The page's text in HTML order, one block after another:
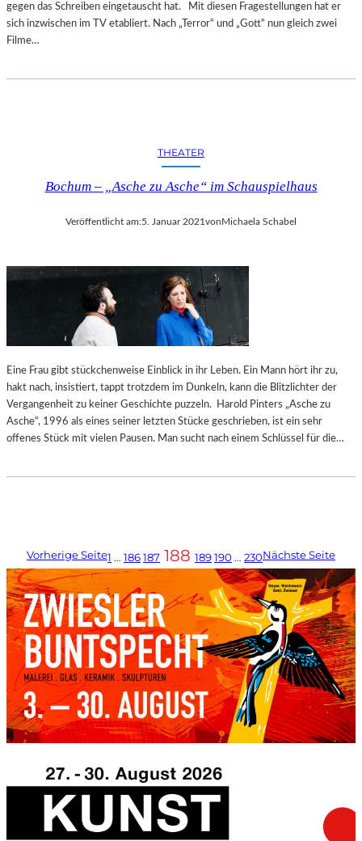
gegen das Schreiben eingetauscht hat. Mit diesen Fragestellungen hat er
sich inzwischen im TV etabliert. Nach „Terror“ und „Gott“ nun gleich zwei
Filme…
THEATER
Bochum – „Asche zu Asche“ im Schauspielhaus
Veröffentlicht am:5. Januar 2021von Michaela Schabel
Eine Frau gibt stückchenweise Einblick in ihr Leben. Ein Mann hört ihr zu,
hakt nach, insistiert, tappt trotzdem im Dunkeln, kann die Blitzlichter der
Vergangenheit zu keiner Geschichte puzzeln. Harold Pinters „Asche zu
Asche“, 1996 als eines seiner letzten Stücke geschrieben, ist ein sehr
offenes Stück mit vielen Pausen. Man sucht nach einem Schlüssel für die…
Vorherige Seite1 … 186187 188 189190 … 230Nächste Seite